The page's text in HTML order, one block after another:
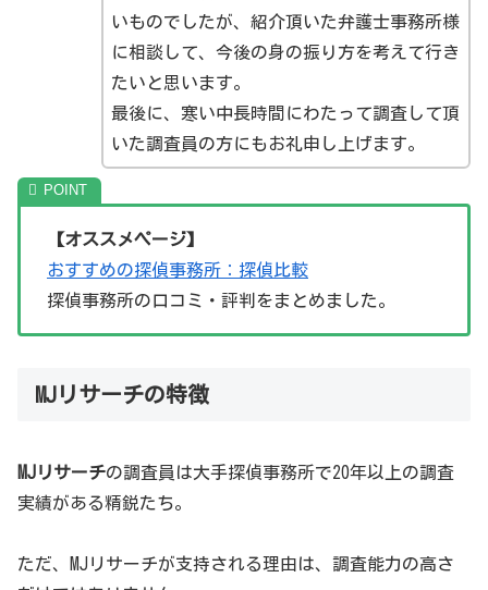
いものでしたが、紹介頂いた弁護士事務所様
に相談して、今後の身の振り方を考えて行き
たいと思います。
最後に、寒い中長時間にわたって調査して頂
いた調査員の方にもお礼申し上げます。
【オススメページ】
おすすめの探偵事務所：探偵比較
探偵事務所の口コミ・評判をまとめました。
MJリサーチの特徴
MJリサーチの調査員は大手探偵事務所で20年以上の調査
実績がある精鋭たち。
ただ、MJリサーチが支持される理由は、調査能力の高さ